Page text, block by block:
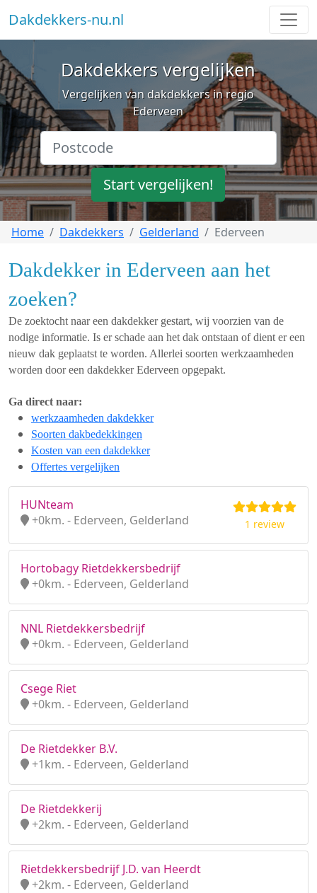
Dakdekkers-nu.nl
Dakdekkers vergelijken
Vergelijken van dakdekkers in regio
Ederveen
Start vergelijken!
Home Dakdekkers Gelderland Ederveen
Dakdekker in Ederveen aan het
zoeken?
De zoektocht naar een dakdekker gestart, wij voorzien van de
nodige informatie. Is er schade aan het dak ontstaan of dient er een
nieuw dak geplaatst te worden. Allerlei soorten werkzaamheden
worden door een dakdekker Ederveen opgepakt.
Ga direct naar:
werkzaamheden dakdekker
Soorten dakbedekkingen
Kosten van een dakdekker
Offertes vergelijken
HUNteam
+0km. - Ederveen, Gelderland
1 review
Hortobagy Rietdekkersbedrijf
+0km. - Ederveen, Gelderland
NNL Rietdekkersbedrijf
+0km. - Ederveen, Gelderland
Csege Riet
+0km. - Ederveen, Gelderland
De Rietdekker B.V.
+1km. - Ederveen, Gelderland
De Rietdekkerij
+2km. - Ederveen, Gelderland
Rietdekkersbedrijf J.D. van Heerdt
+2km. - Ederveen, Gelderland